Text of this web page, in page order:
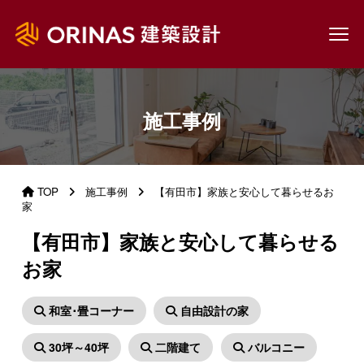
施工事例
TOP 施工事例
【有田市】家族と安心して暮らせるお
家
【有田市】家族と安心して暮らせる
お家
和室･畳コーナー 自由設計の家
30坪～40坪 二階建て バルコニー